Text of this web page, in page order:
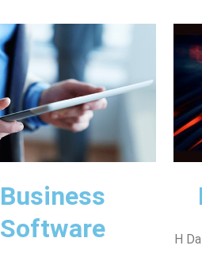
Business
Software
Η